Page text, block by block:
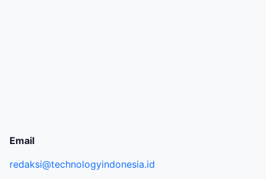
Email
redaksi@technologyindonesia.id